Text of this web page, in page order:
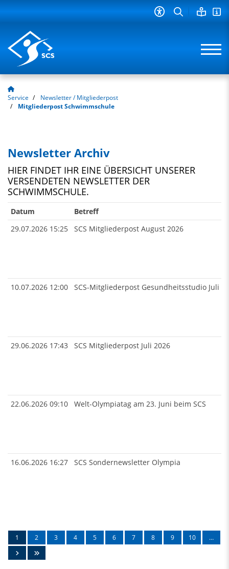
Service
Newsletter / Mitgliederpost
Mitgliederpost Schwimmschule
Newsletter Archiv
HIER FINDET IHR EINE ÜBERSICHT UNSERER
VERSENDETEN NEWSLETTER DER
SCHWIMMSCHULE.
Datum
Betreff
29.07.2026 15:25 SCS Mitgliederpost August 2026
10.07.2026 12:00 SCS-Mitgliederpost Gesundheitsstudio Juli
29.06.2026 17:43 SCS Mitgliederpost Juli 2026
22.06.2026 09:10 Welt-Olympiatag am 23. Juni beim SCS
16.06.2026 16:27 SCS Sondernewsletter Olympia
1 2 3 4 5 6 7 8 9 10 …